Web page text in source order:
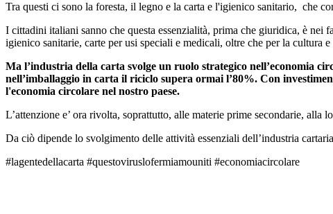
Tra questi ci sono la foresta, il legno e la carta e l'igienico sanitario, che
I cittadini italiani sanno che questa essenzialità, prima che giuridica, è
igienico sanitarie, carte per usi speciali e medicali, oltre che per la cultura
Ma l’industria della carta svolge un ruolo strategico nell’economia
nell’imballaggio in carta il riciclo supera ormai l’80%. Con
l'economia circolare nel nostro paese.
L’attenzione e’ ora rivolta, soprattutto, alle materie prime secondarie,
Da ciò dipende lo svolgimento delle attività essenziali dell’industria
#lagentedellacarta #questoviruslofermiamouniti #economiacircolare